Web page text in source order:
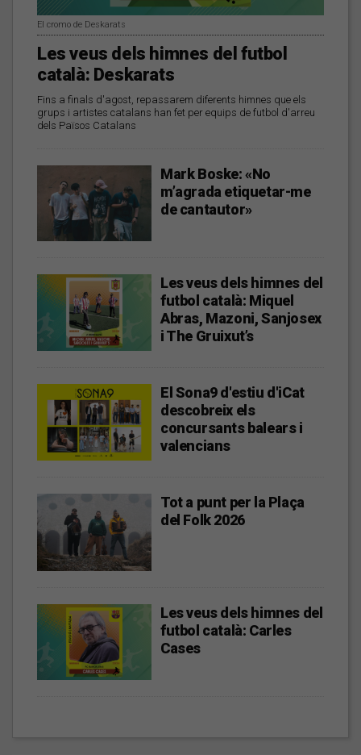
El cromo de Deskarats
Les veus dels himnes del futbol
català: Deskarats
Fins a finals d'agost, repassarem diferents himnes que els
grups i artistes catalans han fet per equips de futbol d'arreu
dels Països Catalans
Mark Boske: «No
m’agrada etiquetar-me
de cantautor»
Les veus dels himnes del
futbol català: Miquel
Abras, Mazoni, Sanjosex
i The Gruixut’s
El Sona9 d'estiu d'iCat
descobreix els
concursants balears i
valencians
Tot a punt per la Plaça
del Folk 2026
Les veus dels himnes del
futbol català: Carles
Cases